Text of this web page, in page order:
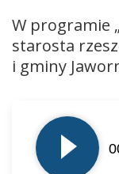
W programie
starosta
i gminy
plików
dźwiękowych